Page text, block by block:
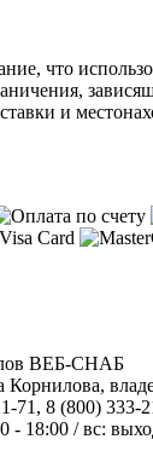
что
и
ВЕБ-СНАБ
71 , 8 (800) 333-
- 18:00 / вс: